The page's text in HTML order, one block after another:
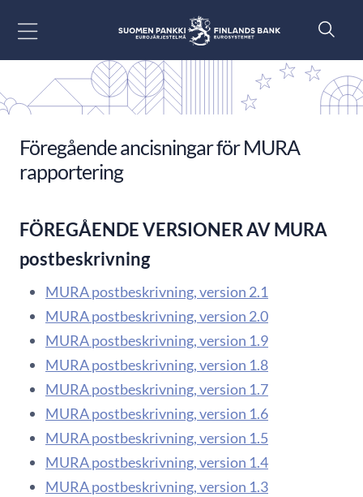
Föregående ancisningar för MURA
rapportering
FÖREGÅENDE VERSIONER AV MURA
postbeskrivning
MURA postbeskrivning, version 2.1
MURA postbeskrivning, version 2.0
MURA postbeskrivning, version 1.9
MURA postbeskrivning, version 1.8
MURA postbeskrivning, version 1.7
MURA postbeskrivning, version 1.6
MURA postbeskrivning, version 1.5
MURA postbeskrivning, version 1.4
MURA postbeskrivning, version 1.3